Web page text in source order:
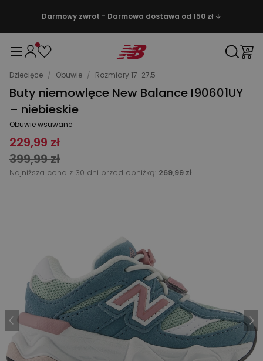
Darmowy zwrot - Darmowa dostawa od 150 zł ↓
Dziecięce / Obuwie / Rozmiary 17-27,5
Buty niemowlęce New Balance I90601UY
– niebieskie
Obuwie wsuwane
229,99 zł
399,99 zł
Najniższa cena z 30 dni przed obniżką: 269,99 zł